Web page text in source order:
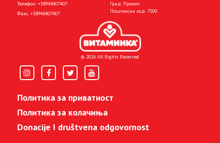
Телефон: +38948407407
Факс: +38948407407
Град: Прилеп
Поштенски код: 7500
© 2026 All Rights Reserved
Политика за приватност
Политика за колачиња
Donacije I društvena odgovornost